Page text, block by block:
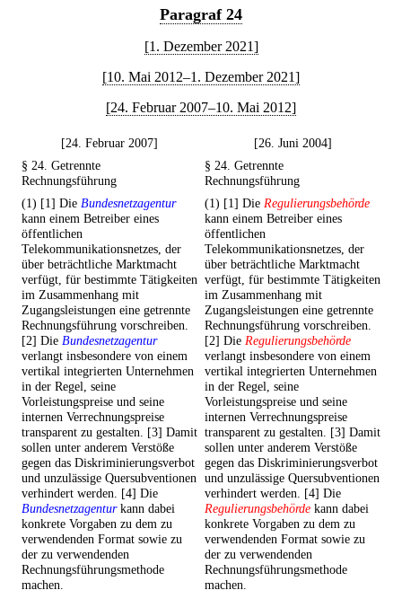
Paragraf 24
[1. Dezember 2021]
[10. Mai 2012–1. Dezember 2021]
[24. Februar 2007–10. Mai 2012]
[24. Februar 2007]
[26. Juni 2004]
§ 24. Getrennte
Rechnungsführung
§ 24. Getrennte
Rechnungsführung
(1) [1] Die Bundesnetzagentur
kann einem Betreiber eines
öffentlichen
Telekommunikationsnetzes, der
über beträchtliche Marktmacht
verfügt, für bestimmte Tätigkeiten
im Zusammenhang mit
Zugangsleistungen eine getrennte
Rechnungsführung vorschreiben.
[2] Die Bundesnetzagentur
verlangt insbesondere von einem
vertikal integrierten Unternehmen
in der Regel, seine
Vorleistungspreise und seine
internen Verrechnungspreise
transparent zu gestalten. [3] Damit
sollen unter anderem Verstöße
gegen das Diskriminierungsverbot
und unzulässige Quersubventionen
verhindert werden. [4] Die
Bundesnetzagenturkann dabei
konkrete Vorgaben zu dem zu
verwendenden Format sowie zu
der zu verwendenden
Rechnungsführungsmethode
machen.
(1) [1] Die Regulierungsbehörde
kann einem Betreiber eines
öffentlichen
Telekommunikationsnetzes, der
über beträchtliche Marktmacht
verfügt, für bestimmte Tätigkeiten
im Zusammenhang mit
Zugangsleistungen eine getrennte
Rechnungsführung vorschreiben.
[2] Die Regulierungsbehörde
verlangt insbesondere von einem
vertikal integrierten Unternehmen
in der Regel, seine
Vorleistungspreise und seine
internen Verrechnungspreise
transparent zu gestalten. [3] Damit
sollen unter anderem Verstöße
gegen das Diskriminierungsverbot
und unzulässige Quersubventionen
verhindert werden. [4] Die
Regulierungsbehörde kann dabei
konkrete Vorgaben zu dem zu
verwendenden Format sowie zu
der zu verwendenden
Rechnungsführungsmethode
machen.